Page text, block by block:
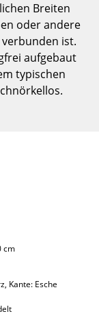
Breiten
oder andere
ist.
aufgebaut
typischen
cm
Kante: Esche